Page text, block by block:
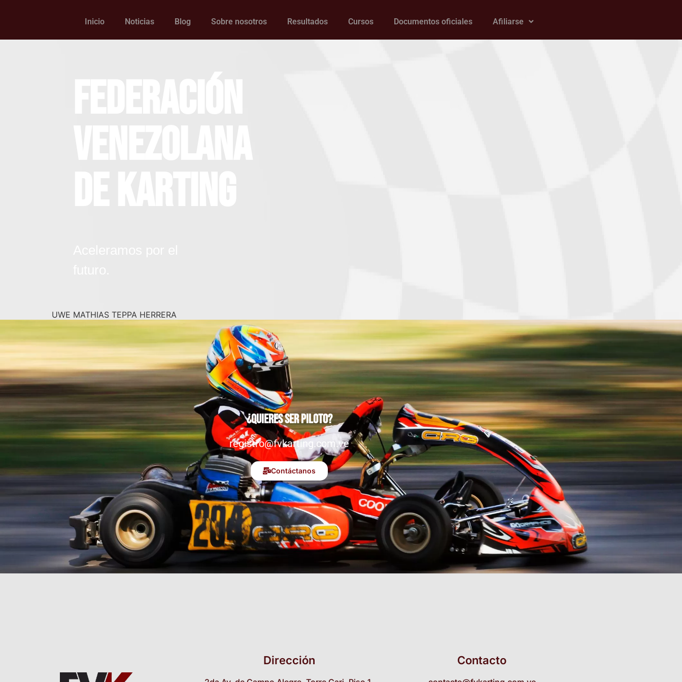
Inicio Noticias Blog Sobre nosotros Resultados Cursos Documentos oficiales Afiliarse
UWE MATHIAS TEPPA HERRERA
¿Quieres ser piloto?
registro@fvkarting.com.ve
Contáctanos
Dirección Contacto